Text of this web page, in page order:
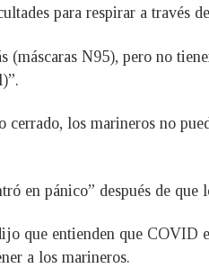
para respirar a través
(máscaras N95), pero no
cerrado, los marineros no
en pánico” después de
que entienden que COVID
a los marineros.